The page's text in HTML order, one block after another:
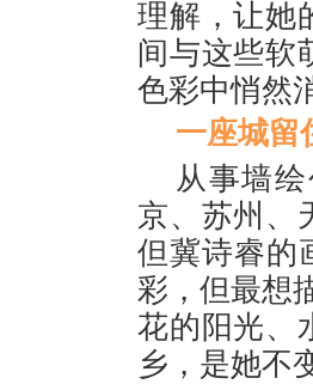
理解，让她
间与这些软
色彩中悄然
一座城留
从事墙
京、苏州、
但冀诗睿的
彩，但最想
花的阳光、
乡，是她不